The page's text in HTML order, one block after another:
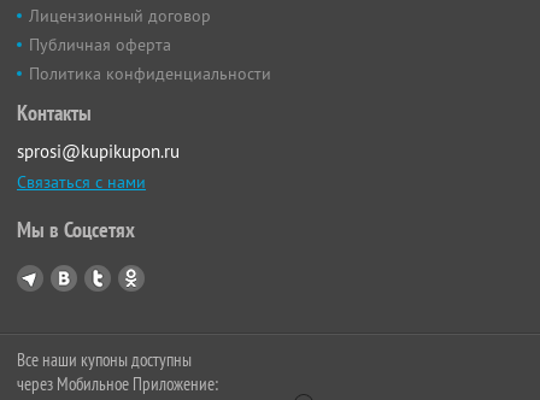
Лицензионный договор
Публичная оферта
Политика конфиденциальности
Контакты
sprosi@kupikupon.ru
Связаться с нами
Мы в Соцсетях
Все наши купоны доступны
через Мобильное Приложение: